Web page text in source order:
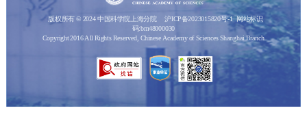
版权所有 © 2024 中国科学院上海分院 沪ICP备2023015820号-1 网站标识
码:bm48000030
Copyright 2016 All Rights Reserved, Chinese Academy of Sciences Shanghai Branch